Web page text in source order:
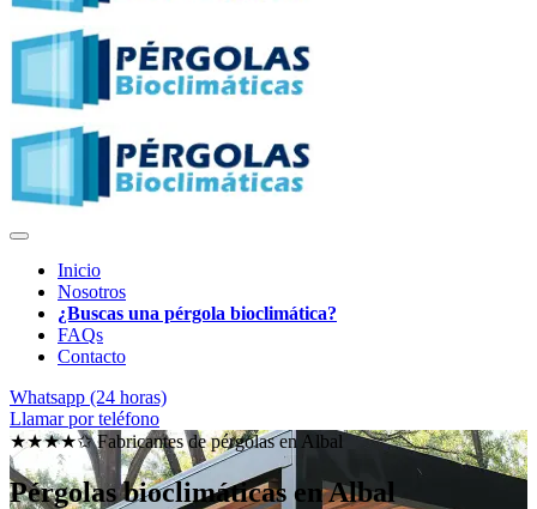
Inicio
Nosotros
¿Buscas una pérgola bioclimática?
FAQs
Contacto
Whatsapp (24 horas)
Llamar por teléfono
★★★★✩ Fabricantes de pérgolas en Albal
Pérgolas bioclimáticas en Albal